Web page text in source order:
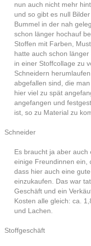
nun auch nicht mehr
und so gibt es null
Bummel in der nah
schon länger hochauf
Stoffen mit Farben,
hatte auch schon länger
in einer Stoffcollage zu
Schneidern
abgefallen sind, die
hier viel zu spät
angefangen und
ist, so zu Material zu
Schneider
Es braucht ja aber
einige Freundinnen ein,
dass hier auch eine
einzukaufen. Das war
Geschäft und ein
Kosten alle gleich: ca.
und Lachen.
Stoffgeschäft